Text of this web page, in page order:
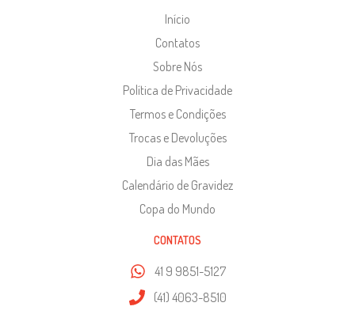
Início
Contatos
Sobre Nós
Política de Privacidade
Termos e Condições
Trocas e Devoluções
Dia das Mães
Calendário de Gravidez
Copa do Mundo
CONTATOS
41 9 9851-5127
(41) 4063-8510